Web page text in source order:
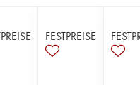
FESTPREISE